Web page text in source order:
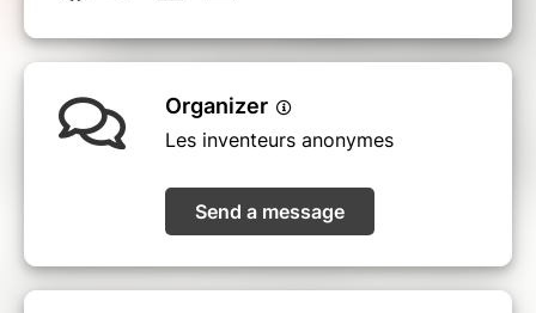
Organizer
Les inventeurs anonymes
Send a message